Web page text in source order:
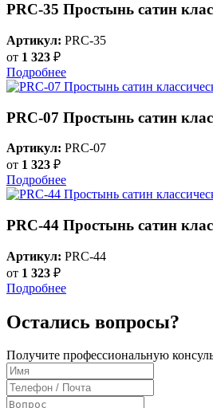
PRC-35 Простынь сатин
Артикул: PRC-35
от 1 323 ₽
Подробнее
PRC-07 Простынь сатин
Артикул: PRC-07
от 1 323 ₽
Подробнее
PRC-44 Простынь сатин
Артикул: PRC-44
от 1 323 ₽
Подробнее
Остались вопросы?
Получите профессиональную